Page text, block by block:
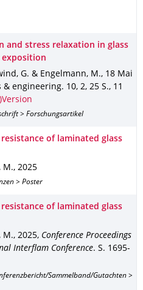
and stress relaxation in glass
exposition
G. & Engelmann, M., 18 Mai
& engineering. 10, 2, 25 S., 11
> Forschungsartikel
of laminated glass
M., 2025
> Poster
of laminated glass
M., 2025, Conference Proceedings
Interflam Conference. S. 1695-
Sammelband/Gutachten >